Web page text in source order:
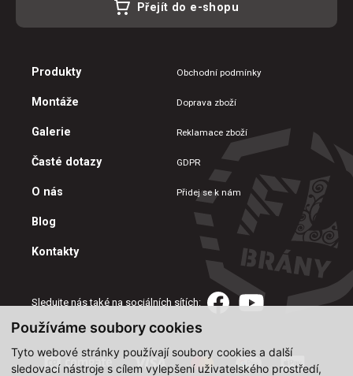
Používáme soubory cookies
Tyto webové stránky používají soubory cookies a další
sledovací nástroje s cílem vylepšení uživatelského prostředí,
Přejít do e-shopu
Produkty
Montáže
Galerie
Časté dotazy
O nás
Blog
Kontakty
Obchodní podmínky
Doprava zboží
Reklamace zboží
GDPR
Přidej se k nám
Sledujte nás také na sociálních sítích: